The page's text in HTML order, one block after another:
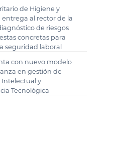
de Higiene y
al rector de la
de riesgos
concretas para
seguridad laboral
con nuevo modelo
en gestión de
y
Tecnológica